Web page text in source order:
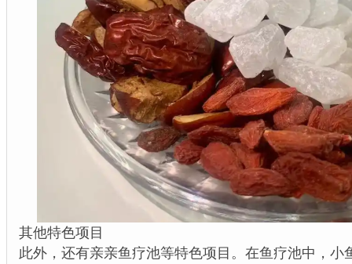
其他特色项目
此外，还有亲亲鱼疗池等特色项目。在鱼疗池中，小